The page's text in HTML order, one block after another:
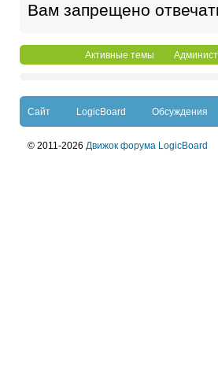
Вам запрещено
Активные темы
Сайт LogicBoard Обсуждения
© 2011-2026 Движок форума LogicBoard